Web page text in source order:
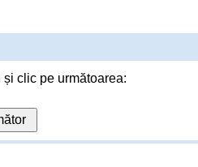
clic pe următoarea: